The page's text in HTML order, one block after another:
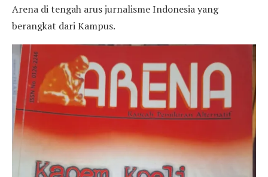
Arena di tengah arus jurnalisme Indonesia yang
berangkat dari Kampus.